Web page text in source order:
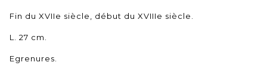
Fin du XVIIe siècle, début du XVIIIe siècle.
L. 27 cm.
Egrenures.